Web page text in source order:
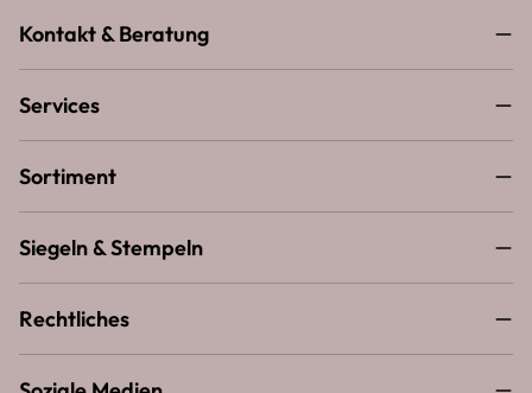
Kontakt & Beratung
Services
Sortiment
Siegeln & Stempeln
Rechtliches